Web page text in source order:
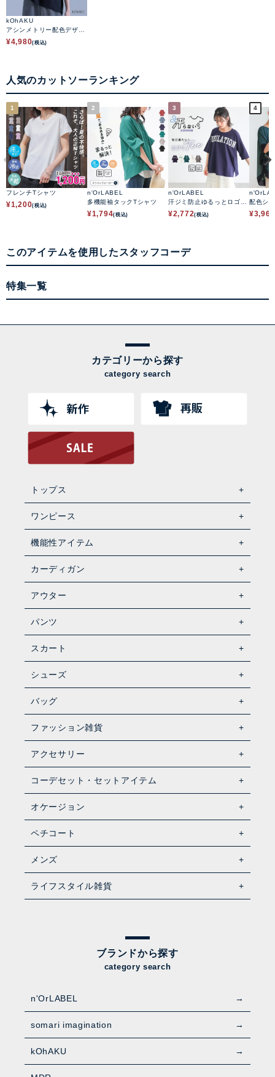
kOhAKU
アシンメトリー配色デザイ
ンTシャツ
¥4,980(税込)
人気のカットソーランキング
1
フレンチTシャツ
¥1,200(税込)
2
n'OrLABEL
多機能袖タックTシャツ
¥1,794(税込)
3
n'OrLABEL
汗ジミ防止ゆるっとロゴT
シャツ
¥2,772(税込)
4
配色シ
ップス
¥3,960
このアイテムを使用したスタッフコーデ
特集一覧
カテゴリーから探す
category search
トップス
ワンピース
機能性アイテム
カーディガン
アウター
パンツ
スカート
シューズ
バッグ
ファッション雑貨
アクセサリー
コーデセット・セットアイテム
オケージョン
ペチコート
メンズ
ライフスタイル雑貨
ブランドから探す
category search
n'OrLABEL
somari imagination
kOhAKU